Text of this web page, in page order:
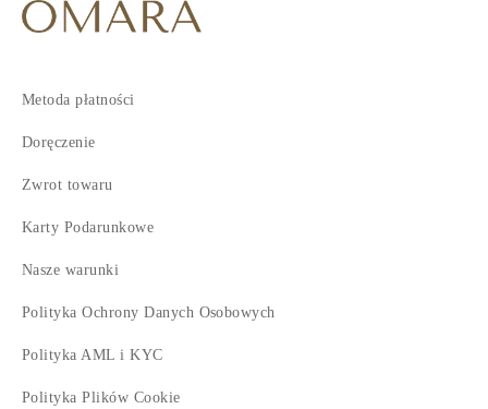
Metoda płatności
Doręczenie
Zwrot towaru
Karty Podarunkowe
Nasze warunki
Polityka Ochrony Danych Osobowych
Polityka AML i KYC
Polityka Plików Cookie